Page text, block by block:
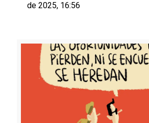
de 2025, 16:56